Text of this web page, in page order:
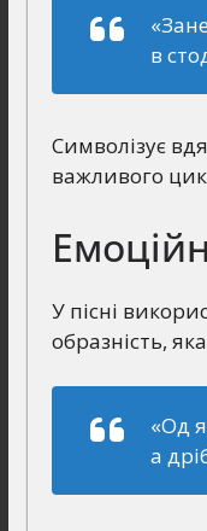
в
Cимволізує
важливого
У пісні
образність,
«Од
а